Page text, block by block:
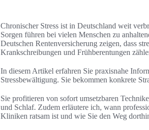
Chronischer Stress ist in Deutschland weit
Sorgen führen bei vielen Menschen zu
Deutschen Rentenversicherung zeigen, dass
Krankschreibungen und Frühberentungen
In diesem Artikel erfahren Sie praxisnahe
Stressbewältigung. Sie bekommen konkrete
Sie profitieren von sofort umsetzbaren
und Schlaf. Zudem erläutere ich, wann
Kliniken ratsam ist und wie Sie den Weg